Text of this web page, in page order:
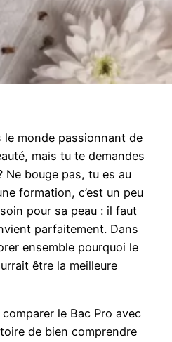
le monde passionnant de
mais tu te demandes
Ne bouge pas, tu es au
formation, c’est un peu
pour sa peau : il faut
parfaitement. Dans
ensemble pourquoi le
être la meilleure
le Bac Pro avec
de bien comprendre